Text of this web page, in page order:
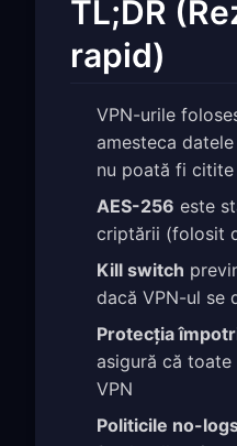
TL;DR
rapid)
VPN-urile
amesteca
nu poată fi citite
AES-256 este
criptării (folosit
Kill switch
dacă VPN-ul se
Protecția
asigură că
VPN
Politicile no-